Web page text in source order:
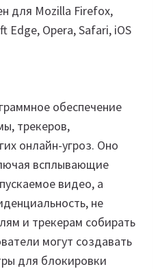
для Mozilla Firefox,
Edge, Opera, Safari, iOS
обеспечение
трекеров,
онлайн-угроз. Оно
всплывающие
видео, а
не
и трекерам собирать
могут создавать
для блокировки